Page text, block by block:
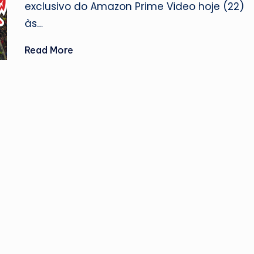
exclusivo do Amazon Prime Video hoje (22)
às…
Read More